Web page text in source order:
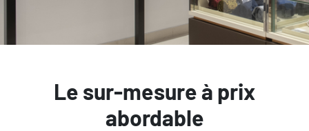
Le sur-mesure à prix
abordable